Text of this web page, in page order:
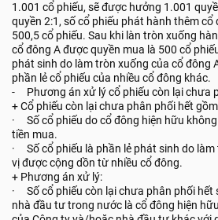
1.001 cổ phiếu, sẽ được hưởng 1.001
quyền 2:1, số cổ phiếu phát hành thêm
500,5 cổ phiếu. Sau khi làn tròn xuống
cổ đông A được quyền mua là 500 cổ
phát sinh do làm tròn xuống của cổ đông
phần lẻ cổ phiếu của nhiều cổ đông khác.
- Phương án xử lý cổ phiếu còn lại chưa
+ Cổ phiếu còn lại chưa phân phối hết
· Số cổ phiếu do cổ đông hiện hữu
tiền mua.
· Số cổ phiếu là phần lẻ phát sinh do
vị được cộng dồn từ nhiều cổ đông.
+ Phương án xử lý:
· Số cổ phiếu còn lại chưa phân phối hết
nhà đầu tư trong nước là cổ đông hiện